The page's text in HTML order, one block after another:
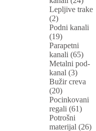
Lepljive trake
(2)
Podni kanali
(19)
Parapetni
kanali (65)
Metalni pod-
kanal (3)
Bužir creva
(20)
Pocinkovani
regali (61)
Potrošni
materijal (26)